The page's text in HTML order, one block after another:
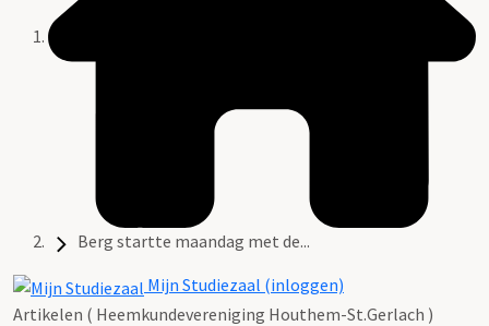
Berg startte maandag met de...
Mijn Studiezaal (inloggen)
Artikelen ( Heemkundevereniging Houthem-St.Gerlach )